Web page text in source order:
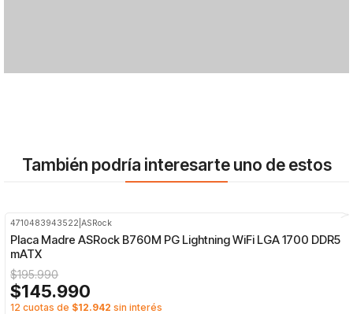
También podría interesarte uno de estos
4710483943522 |ASRock
Placa Madre ASRock B760M PG Lightning WiFi LGA 1700 DDR5
mATX
$195.990
$145.990
12 cuotas de $12.942 sin interés